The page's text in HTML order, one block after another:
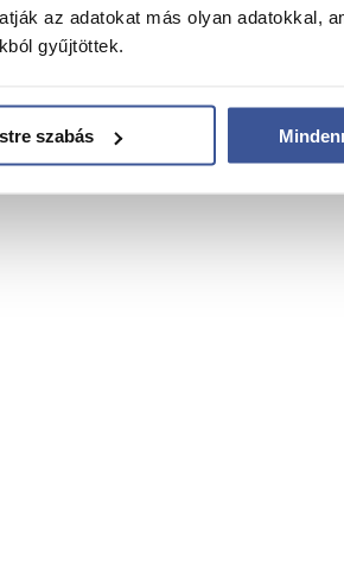
az adatokat más olyan adatokkal,
gyűjtöttek.
szabás